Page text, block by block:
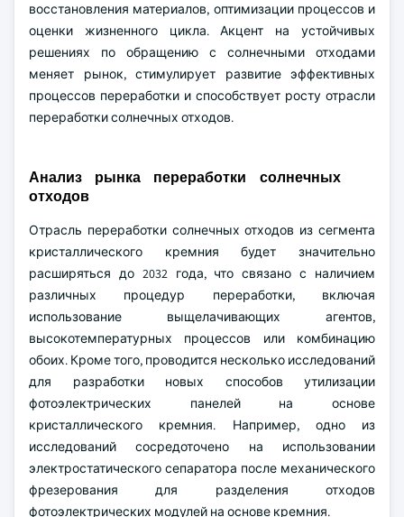
восстановления материалов, оптимизации процессов и
оценки жизненного цикла. Акцент на устойчивых
решениях по обращению с солнечными отходами
меняет рынок, стимулирует развитие эффективных
процессов переработки и способствует росту отрасли
переработки солнечных отходов.
Анализ рынка переработки солнечных
отходов
Отрасль переработки солнечных отходов из сегмента
кристаллического кремния будет значительно
расширяться до 2032 года, что связано с наличием
различных процедур переработки, включая
использование выщелачивающих агентов,
высокотемпературных процессов или комбинацию
обоих. Кроме того, проводится несколько исследований
для разработки новых способов утилизации
фотоэлектрических панелей на основе
кристаллического кремния. Например, одно из
исследований сосредоточено на использовании
электростатического сепаратора после механического
фрезерования для разделения отходов
фотоэлектрических модулей на основе кремния.